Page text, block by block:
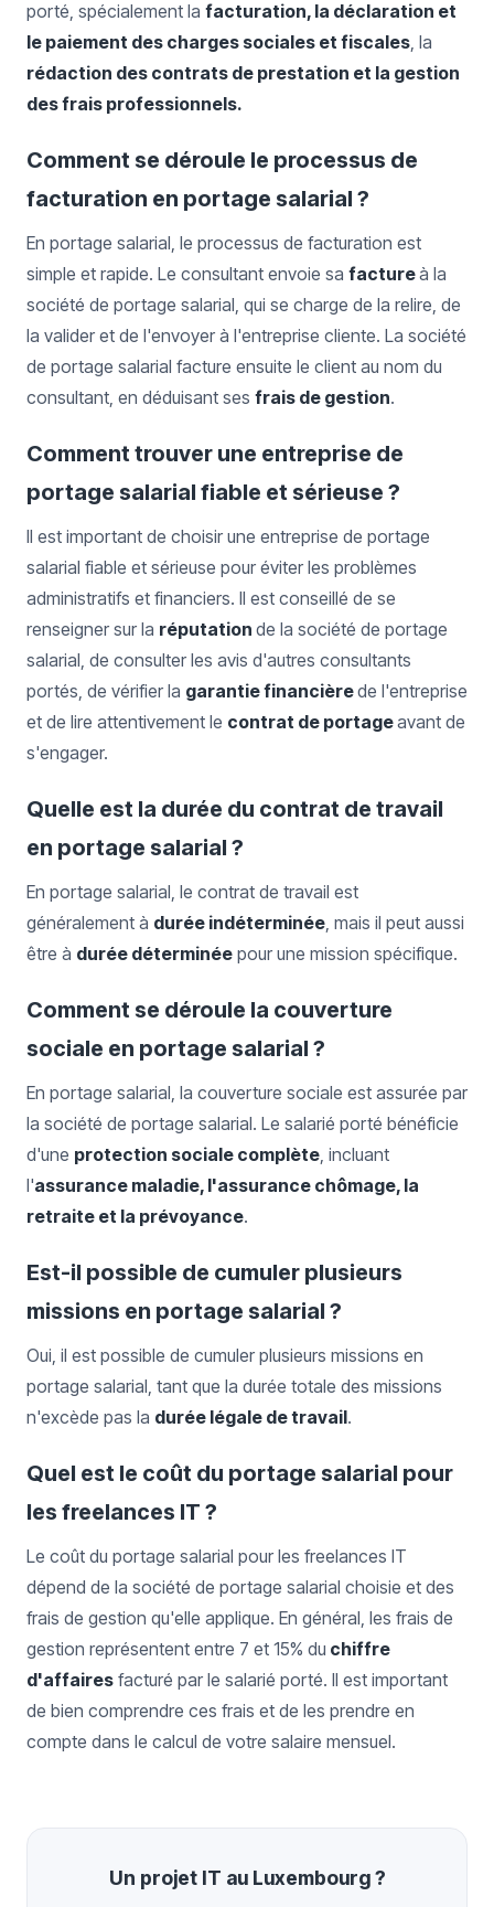
porté, spécialement la facturation, la déclaration et
le paiement des charges sociales et fiscales, la
rédaction des contrats de prestation et la gestion
des frais professionnels.
Comment se déroule le processus de
facturation en portage salarial ?
En portage salarial, le processus de facturation est
simple et rapide. Le consultant envoie sa factureà la
société de portage salarial, qui se charge de la relire, de
la valider et de l'envoyer à l'entreprise cliente. La société
de portage salarial facture ensuite le client au nom du
consultant, en déduisant ses frais de gestion.
Comment trouver une entreprise de
portage salarial fiable et sérieuse ?
Il est important de choisir une entreprise de portage
salarial fiable et sérieuse pour éviter les problèmes
administratifs et financiers. Il est conseillé de se
renseigner sur la réputation de la société de portage
salarial, de consulter les avis d'autres consultants
portés, de vérifier la garantie financièrede l'entreprise
et de lire attentivement le contrat de portageavant de
s'engager.
Quelle est la durée du contrat de travail
en portage salarial ?
En portage salarial, le contrat de travail est
généralement à durée indéterminée, mais il peut aussi
être à durée déterminée pour une mission spécifique.
Comment se déroule la couverture
sociale en portage salarial ?
En portage salarial, la couverture sociale est assurée par
la société de portage salarial. Le salarié porté bénéficie
d'une protection sociale complète, incluant
l'assurance maladie, l'assurance chômage, la
retraite et la prévoyance.
Est-il possible de cumuler plusieurs
missions en portage salarial ?
Oui, il est possible de cumuler plusieurs missions en
portage salarial, tant que la durée totale des missions
n'excède pas la durée légale de travail.
Quel est le coût du portage salarial pour
les freelances IT ?
Le coût du portage salarial pour les freelances IT
dépend de la société de portage salarial choisie et des
frais de gestion qu'elle applique. En général, les frais de
gestion représentent entre 7 et 15% du chiffre
d'affaires facturé par le salarié porté. Il est important
de bien comprendre ces frais et de les prendre en
compte dans le calcul de votre salaire mensuel.
Un projet IT au Luxembourg ?